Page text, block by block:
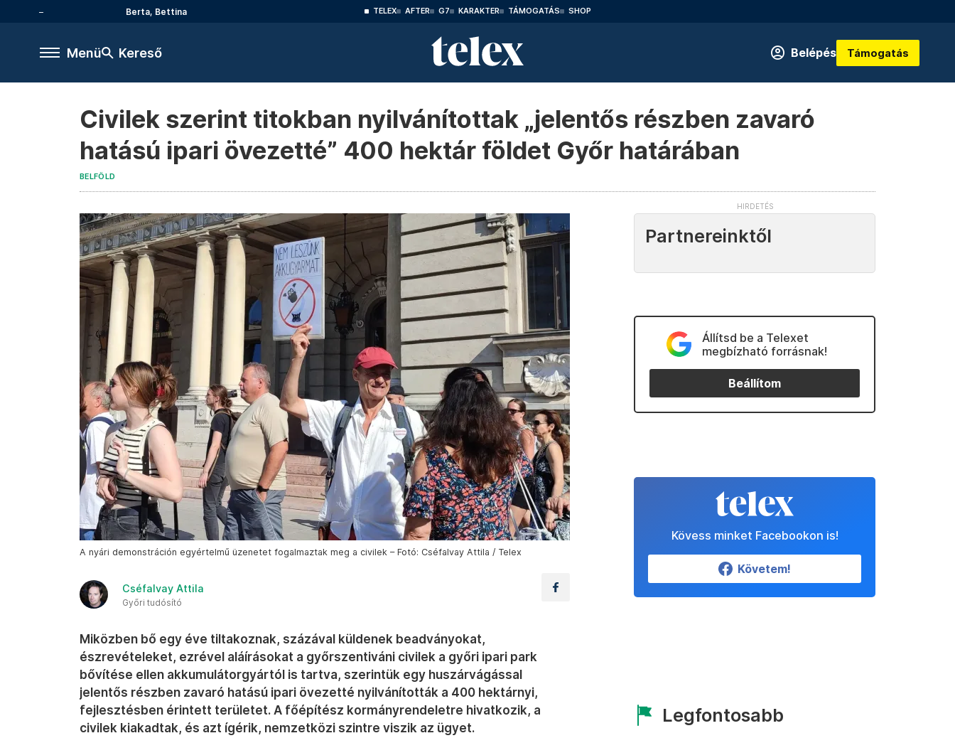
Berta, Bettina TELEX AFTER G7 KARAKTER TÁMOGATÁS SHOP
Menü Kereső Belépés Támogatás
Civilek szerint titokban nyilvánítottak „jelentős részben zavaró
hatású ipari övezetté” 400 hektár földet Győr határában
BELFÖLD
A nyári demonstráción egyértelmű üzenetet fogalmaztak meg a civilek – Fotó: Cséfalvay Attila / Telex
Cséfalvay Attila
Győri tudósító
Miközben bő egy éve tiltakoznak, százával küldenek beadványokat,
észrevételeket, ezrével aláírásokat a győrszentiváni civilek a győri ipari park
bővítése ellen akkumulátorgyártól is tartva, szerintük egy huszárvágással
jelentős részben zavaró hatású ipari övezetté nyilvánították a 400 hektárnyi,
fejlesztésben érintett területet. A főépítész kormányrendeletre hivatkozik, a
civilek kiakadtak, és azt ígérik, nemzetközi szintre viszik az ügyet.
Partnereinktől
Állítsd be a Telexet
megbízható forrásnak!
Beállítom
Kövess minket Facebookon is!
Követem!
Legfontosabb